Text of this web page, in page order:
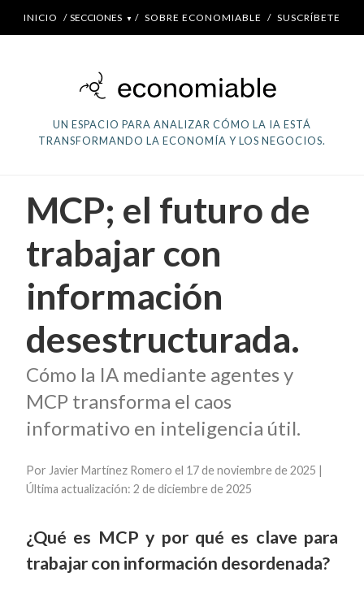
INICIO / SECCIONES ▼ / SOBRE ECONOMIABLE / SUSCRÍBETE
UN ESPACIO PARA ANALIZAR CÓMO LA IA ESTÁ
TRANSFORMANDO LA ECONOMÍA Y LOS NEGOCIOS.
MCP; el futuro de
trabajar con
información
desestructurada.
Cómo la IA mediante agentes y
MCP transforma el caos
informativo en inteligencia útil.
Por Javier Martínez Romero el 17 de noviembre de 2025 |
Última actualización: 2 de diciembre de 2025
¿Qué es MCP y por qué es clave para
trabajar con información desordenada?